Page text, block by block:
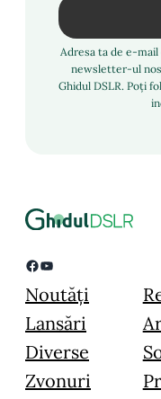
Adresa ta de e-
newsletter-ul
Ghidul DSLR. Poți
Facebook YouTube
Noutăți
Lansări
Diverse
Zvonuri